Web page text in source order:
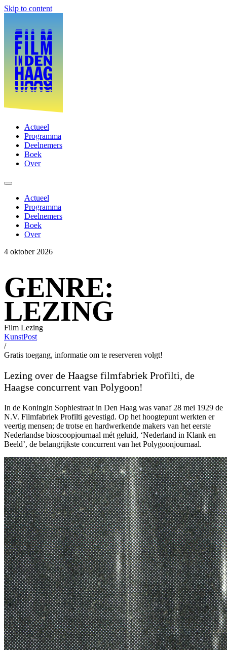
Skip to content
Actueel
Programma
Deelnemers
Boek
Over
Actueel
Programma
Deelnemers
Boek
Over
4 oktober 2026
GENRE:
LEZING
Film Lezing
KunstPost
/
Gratis toegang, informatie om te reserveren volgt!
Lezing over de Haagse filmfabriek Profilti, de
Haagse concurrent van Polygoon!
In de Koningin Sophiestraat in Den Haag was vanaf 28 mei 1929 de
N.V. Filmfabriek Profilti gevestigd. Op het hoogtepunt werkten er
veertig mensen; de trotse en hardwerkende makers van het eerste
Nederlandse bioscoopjournaal mét geluid, ‘Nederland in Klank en
Beeld’, de belangrijkste concurrent van het Polygoonjournaal.